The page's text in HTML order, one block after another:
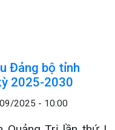
Đảng bộ tỉnh
2025-2030
2025 - 10:00